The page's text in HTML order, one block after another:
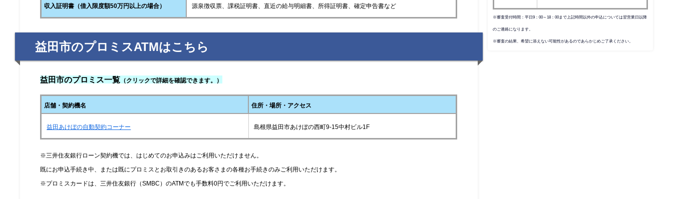
収入証明書（借入限度額50万円以上の場合） 源泉徴収票、課税証明書、直近の給与明細書、所得証明書、確定申告書など
益田市のプロミスATMはこちら
益田市のプロミス一覧 （クリックで詳細を確認できます。）
店舗・契約機名 住所・場所・アクセス
益田あけぼの自動契約コーナー 島根県益田市あけぼの西町9-15中村ビル1F
※三井住友銀行ローン契約機では、はじめてのお申込みはご利用いただけません。
既にお申込手続き中、または既にプロミスとお取引きのあるお客さまの各種お手続きのみご利用いただけます。
※プロミスカードは、三井住友銀行（SMBC）のATMでも手数料0円でご利用いただけます。
※審査受付時間：平日9：00～18：00まで上記時間以外の申込については翌営業日以降
のご連絡になります。
※審査の結果、希望に添えない可能性があるのであらかじめご了承ください。